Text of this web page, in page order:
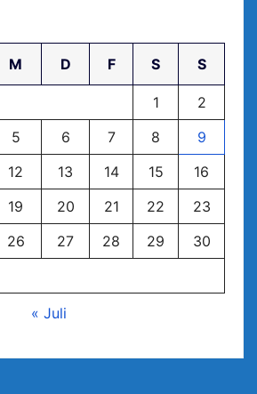
M D F S S
1
2
5 6 7 8
9
12 13 14 15
16
19 20 21 22
23
26 27 28 29
30
« Juli